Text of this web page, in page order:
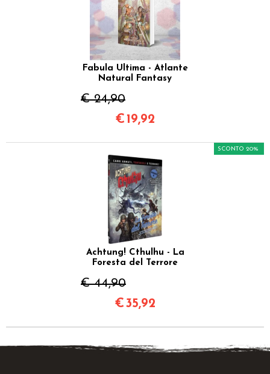
Fabula Ultima - Atlante
Natural Fantasy
€ 24,90
€ 19,92
Achtung! Cthulhu - La
Foresta del Terrore
€ 44,90
SCONTO 20%
€35,92